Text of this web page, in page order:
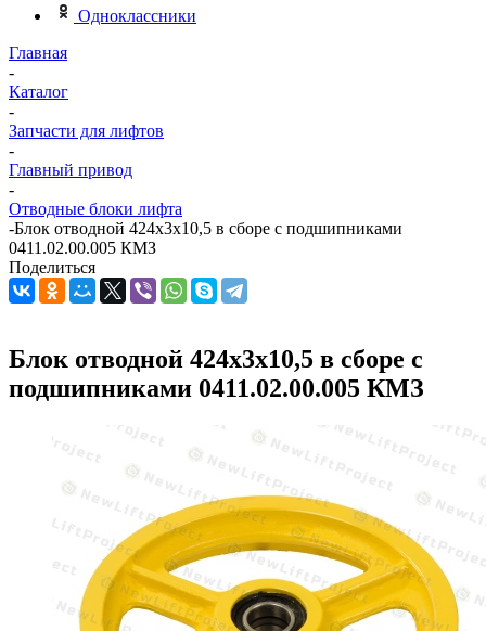
Одноклассники
Главная
-
Каталог
-
Запчасти для лифтов
-
Главный привод
-
Отводные блоки лифта
-Блок отводной 424х3х10,5 в сборе с подшипниками
0411.02.00.005 КМЗ
Поделиться
Блок отводной 424х3х10,5 в сборе с
подшипниками 0411.02.00.005 КМЗ